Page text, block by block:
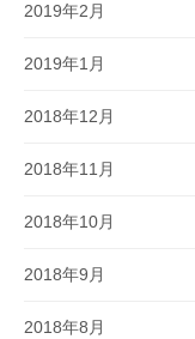
2019年2月
2019年1月
2018年12月
2018年11月
2018年10月
2018年9月
2018年8月